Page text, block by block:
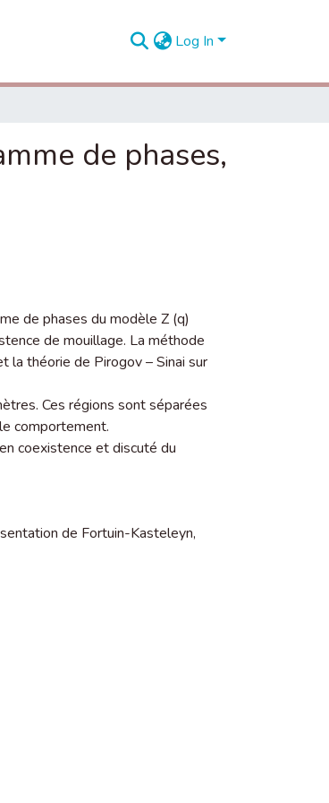
Log In
de phases,
de phases du modèle Z (q)
de mouillage. La méthode
la théorie de Pirogov – Sinai sur
Ces régions sont séparées
comportement.
coexistence et discuté du
de Fortuin-Kasteleyn,